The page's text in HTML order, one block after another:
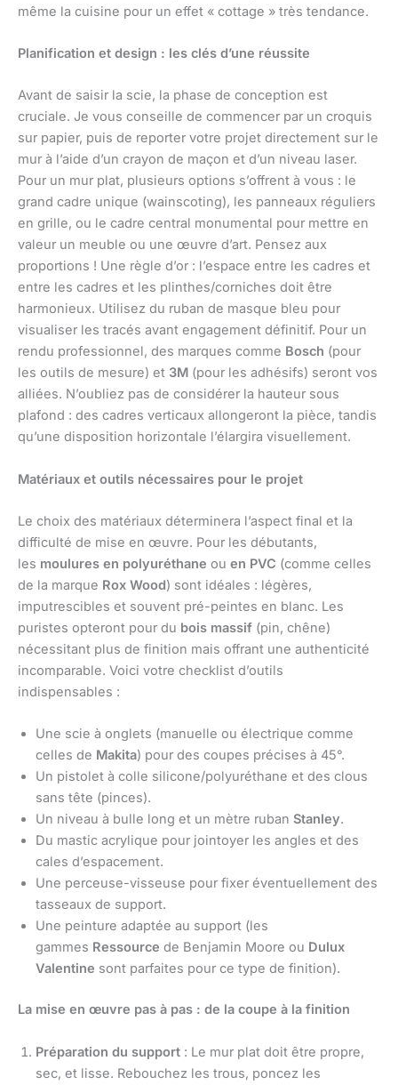
même la cuisine pour un effet « cottage » très tendance.
Planification et design : les clés d’une réussite
Avant de saisir la scie, la phase de conception est
cruciale. Je vous conseille de commencer par un croquis
sur papier, puis de reporter votre projet directement sur le
mur à l’aide d’un crayon de maçon et d’un niveau laser.
Pour un mur plat, plusieurs options s’offrent à vous : le
grand cadre unique (wainscoting), les panneaux réguliers
en grille, ou le cadre central monumental pour mettre en
valeur un meuble ou une œuvre d’art. Pensez aux
proportions ! Une règle d’or : l’espace entre les cadres et
entre les cadres et les plinthes/corniches doit être
harmonieux. Utilisez du ruban de masque bleu pour
visualiser les tracés avant engagement définitif. Pour un
rendu professionnel, des marques comme Bosch (pour
les outils de mesure) et 3M (pour les adhésifs) seront vos
alliées. N’oubliez pas de considérer la hauteur sous
plafond : des cadres verticaux allongeront la pièce, tandis
qu’une disposition horizontale l’élargira visuellement.
Matériaux et outils nécessaires pour le projet
Le choix des matériaux déterminera l’aspect final et la
difficulté de mise en œuvre. Pour les débutants,
les moulures en polyuréthane ou en PVC (comme celles
de la marque Rox Wood) sont idéales : légères,
imputrescibles et souvent pré-peintes en blanc. Les
puristes opteront pour du bois massif (pin, chêne)
nécessitant plus de finition mais offrant une authenticité
incomparable. Voici votre checklist d’outils
indispensables :
Une scie à onglets (manuelle ou électrique comme
celles de Makita) pour des coupes précises à 45°.
Un pistolet à colle silicone/polyuréthane et des clous
sans tête (pinces).
Un niveau à bulle long et un mètre ruban Stanley.
Du mastic acrylique pour jointoyer les angles et des
cales d’espacement.
Une perceuse-visseuse pour fixer éventuellement des
tasseaux de support.
Une peinture adaptée au support (les
gammes Ressource de Benjamin Moore ou Dulux
Valentine sont parfaites pour ce type de finition).
La mise en œuvre pas à pas : de la coupe à la finition
Préparation du support : Le mur plat doit être propre,
sec, et lisse. Rebouchez les trous, poncez les